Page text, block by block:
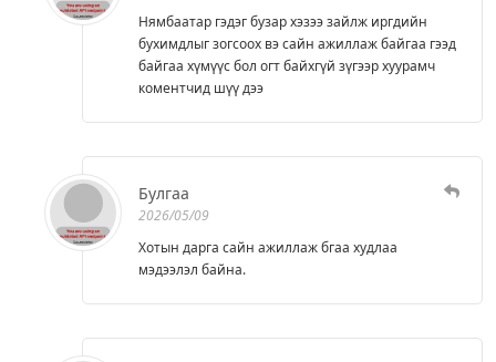
Нямбаатар гэдэг бузар хэзээ зайлж иргдийн
бухимдлыг зогсоох вэ сайн ажиллаж байгаа гээд
байгаа хүмүүс бол огт байхгүй зүгээр хуурамч
коментчид шүү дээ
Булгаа
2026/05/09
Хотын дарга сайн ажиллаж бгаа худлаа
мэдээлэл байна.